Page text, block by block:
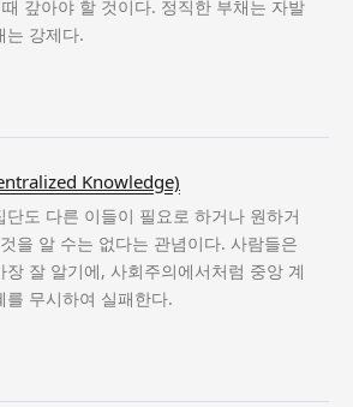
갚아야 할 것이다. 정직한 부채는 자발
는 강제다.
Knowledge)
단도 다른 이들이 필요로 하거나 원하거
을 알 수는 없다는 관념이다. 사람들은
장 잘 알기에, 사회주의에서처럼 중앙 계
를 무시하여 실패한다.